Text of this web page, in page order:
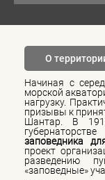
О
Начиная с
морской
нагрузку.
призывы к
Шантар. В
заповедника
проект
разведению
«заповедные»